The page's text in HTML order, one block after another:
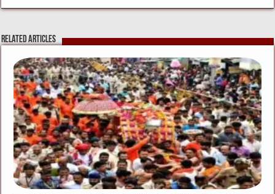
c
e
b
o
o
k
it
te
r
C
h
at
ai
l
ss
e
n
g
er
at
s
A
p
p
Related Articles